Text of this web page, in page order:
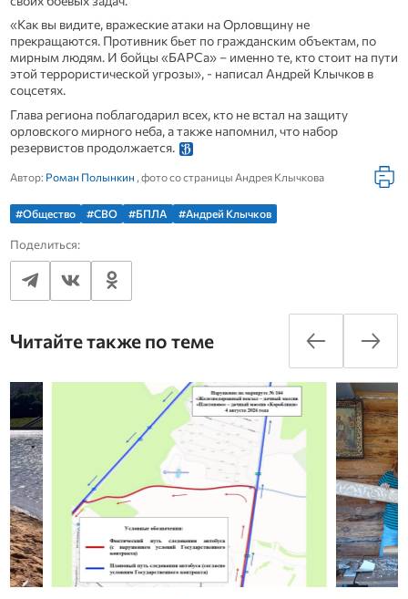
«Как вы видите, вражеские атаки на Орловщину не
прекращаются. Противник бьет по гражданским объектам, по
мирным людям. И бойцы «БАРСа» – именно те, кто стоит на пути
этой террористической угрозы», - написал Андрей Клычков в
соцсетях.
Глава региона поблагодарил всех, кто не встал на защиту
орловского мирного неба, а также напомнил, что набор
резервистов продолжается.
Автор: Роман Полынкин , фото со страницы Андрея Клычкова
#Общество #СВО #БПЛА #Андрей Клычков
Поделиться:
Читайте также по теме